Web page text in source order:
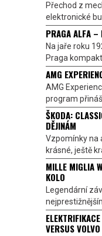
Přechod z
elektronické
PRAGA ALFA –
Na jaře roku
Praga
AMG
AMG
program
ŠKODA:
DĚJINÁM
Vzpomínky na
krásné, ještě
MILLE MIGLIA
KOLO
Legendární
VERSUS VOLVO